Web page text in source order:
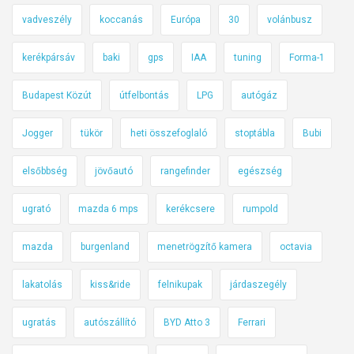
vadveszély koccanás Európa 30 volánbusz
kerékpársáv baki gps IAA tuning Forma-1
Budapest Közút útfelbontás LPG autógáz
Jogger tükör heti összefoglaló stoptábla Bubi
elsőbbség jövőautó rangefinder egészség
ugrató mazda 6 mps kerékcsere rumpold
mazda burgenland menetrögzítő kamera octavia
lakatolás kiss&ride felnikupak járdaszegély
ugratás autószállító BYD Atto 3 Ferrari